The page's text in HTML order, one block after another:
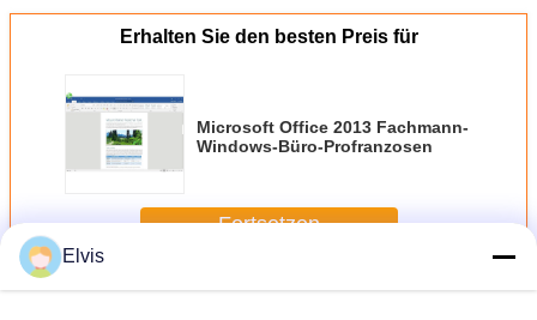
Erhalten Sie den besten Preis für
Microsoft Office 2013 Fachmann-
Windows-Büro-Profranzosen
Fortsetzen
MehrSonstige Software
Elvis